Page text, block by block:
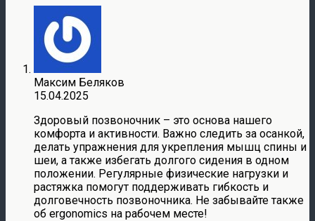
Максим Беляков
15.04.2025
Здоровый позвоночник – это основа нашего
комфорта и активности. Важно следить за осанкой,
делать упражнения для укрепления мышц спины и
шеи, а также избегать долгого сидения в одном
положении. Регулярные физические нагрузки и
растяжка помогут поддерживать гибкость и
долговечность позвоночника. Не забывайте также
об ergonomics на рабочем месте!